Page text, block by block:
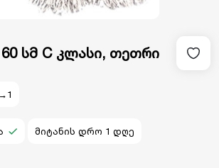
სმ C კლასი, თეთრი
მიტანის დრო 1 დღე